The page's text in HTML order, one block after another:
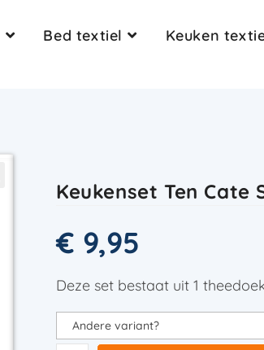
Bed textiel Keuken
Keukenset Ten Cate
€ 9,95
Deze set bestaat uit 1